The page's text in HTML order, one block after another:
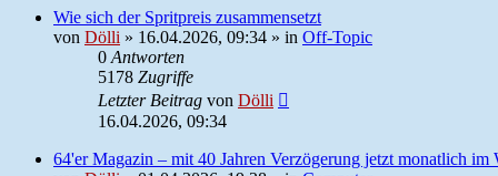
Wie sich der Spritpreis zusammensetzt
von Dölli » 16.04.2026, 09:34 » in Off-Topic
0 Antworten
5178 Zugriffe
Letzter Beitrag von Dölli
16.04.2026, 09:34
64'er Magazin – mit 40 Jahren Verzögerung jetzt monatlich im